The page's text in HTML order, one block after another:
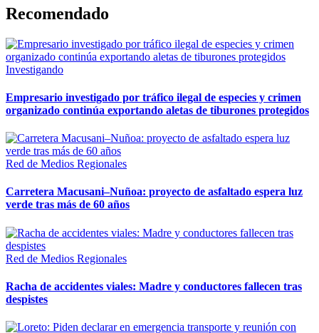
Recomendado
Investigando
Empresario investigado por tráfico ilegal de especies y crimen
organizado continúa exportando aletas de tiburones protegidos
Red de Medios Regionales
Carretera Macusani–Nuñoa: proyecto de asfaltado espera luz
verde tras más de 60 años
Red de Medios Regionales
Racha de accidentes viales: Madre y conductores fallecen tras
despistes